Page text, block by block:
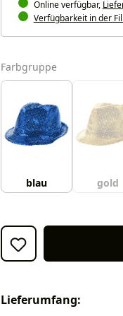
Online verfügbar,
Verfügbarkeit in der
Farbgruppeauswählen
blau gold
Lieferumfang: